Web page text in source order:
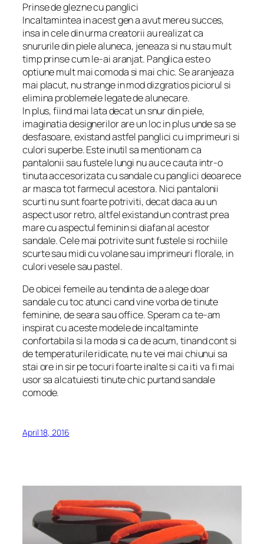
Prinse de glezne cu panglici
Incaltamintea in acest gen a avut mereu succes,
insa in cele din urma creatorii au realizat ca
snururile din piele aluneca, jeneaza si nu stau mult
timp prinse cum le-ai aranjat. Panglica este o
optiune mult mai comoda si mai chic. Se aranjeaza
mai placut, nu strange in mod dizgratios piciorul si
elimina problemele legate de alunecare.
In plus, fiind mai lata decat un snur din piele,
imaginatia designerilor are un loc in plus unde sa se
desfasoare, existand astfel panglici cu imprimeuri si
culori superbe. Este inutil sa mentionam ca
pantalonii sau fustele lungi nu au ce cauta intr-o
tinuta accesorizata cu sandale cu panglici deoarece
ar masca tot farmecul acestora. Nici pantalonii
scurti nu sunt foarte potriviti, decat daca au un
aspect usor retro, altfel existand un contrast prea
mare cu aspectul feminin si diafan al acestor
sandale. Cele mai potrivite sunt fustele si rochiile
scurte sau midi cu volane sau imprimeuri florale, in
culori vesele sau pastel.
De obicei femeile au tendinta de a alege doar
sandale cu toc atunci cand vine vorba de tinute
feminine, de seara sau office. Speram ca te-am
inspirat cu aceste modele de incaltaminte
confortabila si la moda si ca de acum, tinand cont si
de temperaturile ridicate, nu te vei mai chiunui sa
stai ore in sir pe tocuri foarte inalte si ca iti va fi mai
usor sa alcatuiesti tinute chic purtand sandale
comode.
April 18, 2016